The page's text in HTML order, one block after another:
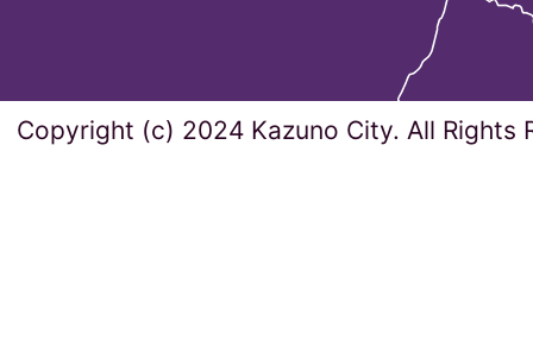
Copyright (c) 2024 Kazuno City. All Rights